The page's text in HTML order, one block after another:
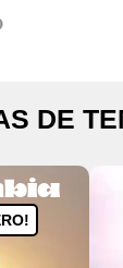
DE